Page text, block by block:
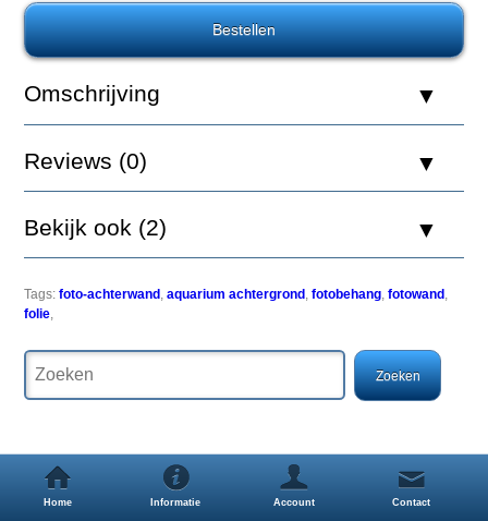
Europet
Foto
Jungle
50x120cm
Een
simpele
zeer
effectieve
uitstraling
Omschrijving
Reviews (0)
Bekijk ook (2)
Tags: foto-achterwand ,aquarium achtergrond ,fotobehang,fotowand ,
folie,
Home Informatie Account Contact